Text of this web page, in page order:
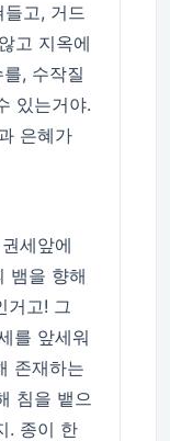
고, 거드
고 지옥에
, 수작질
있는거야.
은혜가
세앞에
뱀을 향해
거고! 그
를 앞세워
존재하는
침을 뱉으
. 종이 한